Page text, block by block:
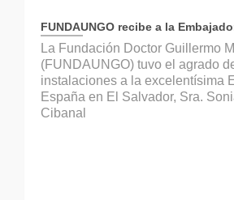
FUNDAUNGO recibe a la
La Fundación Doctor Guillermo
(FUNDAUNGO) tuvo el agrado
instalaciones a la excelentísima
España en El Salvador, Sra.
Cibanal